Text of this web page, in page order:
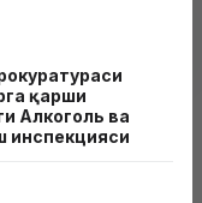
қарши
Алкоголь ва
инспекцияси